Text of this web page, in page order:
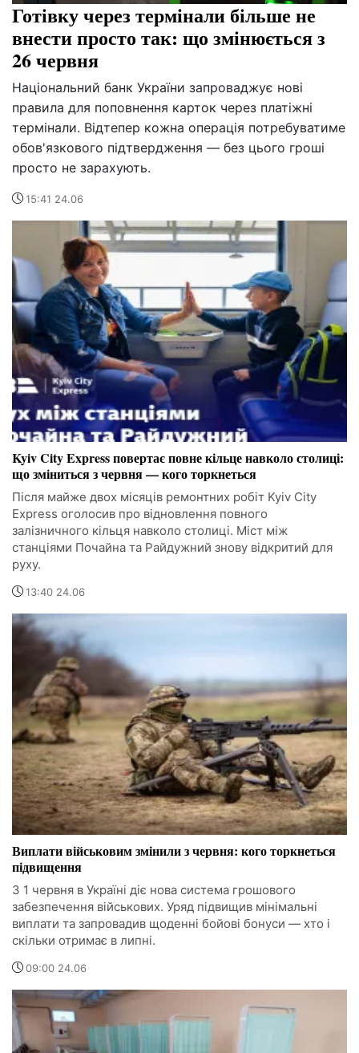
Готівку через термінали більше не
внести просто так: що змінюється з
26 червня
Національний банк України запроваджує нові
правила для поповнення карток через платіжні
термінали. Відтепер кожна операція потребуватиме
обов'язкового підтвердження — без цього гроші
просто не зарахують.
15:41 24.06
Kyiv City Express повертає повне кільце навколо столиці:
що зміниться з червня — кого торкнеться
Після майже двох місяців ремонтних робіт Kyiv City
Express оголосив про відновлення повного
залізничного кільця навколо столиці. Міст між
станціями Почайна та Райдужний знову відкритий для
руху.
13:40 24.06
Виплати військовим змінили з червня: кого торкнеться
підвищення
З 1 червня в Україні діє нова система грошового
забезпечення військових. Уряд підвищив мінімальні
виплати та запровадив щоденні бойові бонуси — хто і
скільки отримає в липні.
09:00 24.06